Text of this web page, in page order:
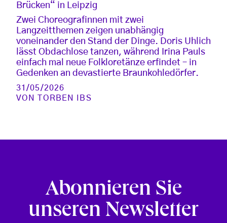
Brücken“ in Leipzig
Zwei Choreografinnen mit zwei
Langzeitthemen zeigen unabhängig
voneinander den Stand der Dinge. Doris Uhlich
lässt Obdachlose tanzen, während Irina Pauls
einfach mal neue Folkloretänze erfindet – in
Gedenken an devastierte Braunkohledörfer.
31/05/2026
VON
TORBEN IBS
Abonnieren Sie
unseren Newsletter